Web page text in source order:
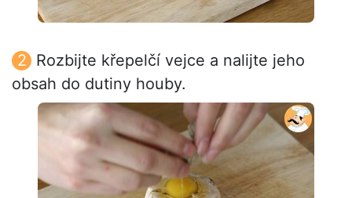
Rozbijte křepelčí vejce a nalijte jeho
obsah do dutiny houby.